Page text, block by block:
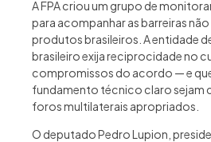
A FPA criou um grupo de
para acompanhar as barreiras
produtos brasileiros. A entidade
brasileiro exija reciprocidade no
compromissos do acordo — e
fundamento técnico claro sejam
foros multilaterais apropriados.
O deputado Pedro Lupion,